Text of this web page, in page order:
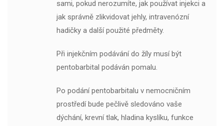
sami, pokud nerozumíte, jak používat injekci a
jak správně zlikvidovat jehly, intravenózní
hadičky a další použité předměty.
Při injekčním podávání do žíly musí být
pentobarbital podáván pomalu.
Po podání pentobarbitalu v nemocničním
prostředí bude pečlivě sledováno vaše
dýchání, krevní tlak, hladina kyslíku, funkce